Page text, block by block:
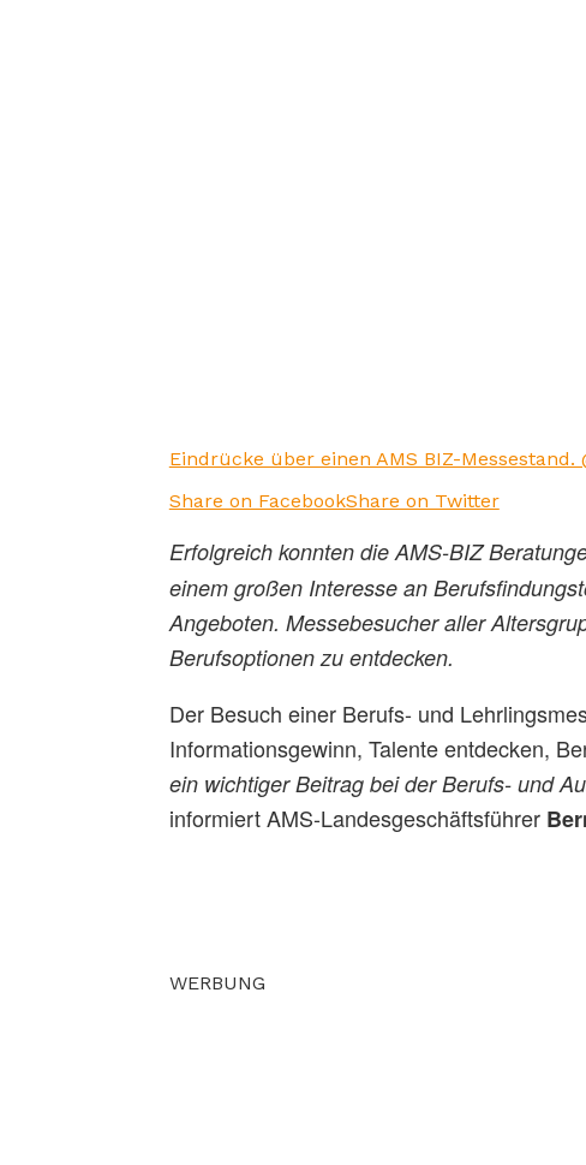
Eindrücke über einen AMS BIZ-Messestand.
Share on FacebookShare on Twitter
Erfolgreich konnten die AMS-BIZ
einem großen Interesse an
Angeboten. Messebesucher aller
Berufsoptionen zu entdecken.
Der Besuch einer Berufs- und
Informationsgewinn, Talente entdecken,
ein wichtiger Beitrag bei der Berufs- und
informiert AMS-Landesgeschäftsführer
WERBUNG